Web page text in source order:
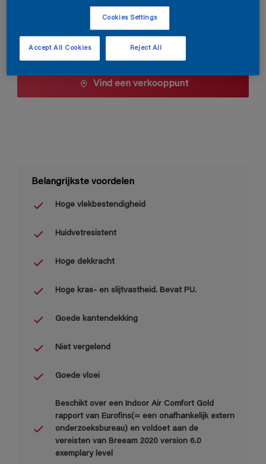
Verfcalculator
Bereken
Vind een verkooppunt
Belangrijkste voordelen
Hoge vlekbestendigheid
Huidvetresistent
Hoge dekkracht
Hoge kras- en slijtvastheid. Bevat PU.
Goede kantendekking
Niet vergelend
Goede vloei
Beschikt over een Indoor Air Comfort Gold
rapport van Eurofins(= een onafhankelijk extern
onderzoeksbureau) en voldoet aan de
vereisten van Breeam 2020 version 6.0
exemplary level
Cookies Settings
Reject All
Accept All Cookies